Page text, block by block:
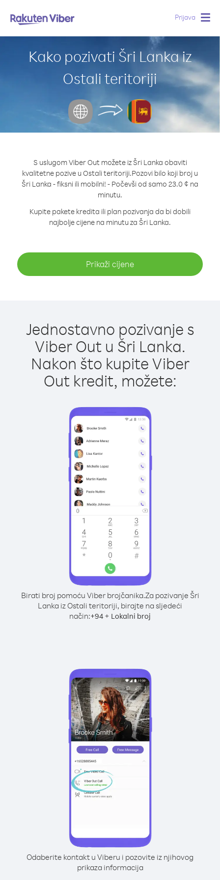
Prijava
Kako pozivati Šri Lanka iz
Ostali teritoriji
S uslugom Viber Out možete iz Šri Lanka obaviti
kvalitetne pozive u Ostali teritoriji.Pozovi bilo koji broj u
Šri Lanka - fiksni ili mobilni! - Počevši od samo 23.0 ¢ na
minutu.
Kupite pakete kredita ili plan pozivanja da bi dobili
najbolje cijene na minutu za Šri Lanka.
Prikaži cijene
Jednostavno pozivanje s
Viber Out u Šri Lanka.
Nakon što kupite Viber
Out kredit, možete:
Birati broj pomoću Viber brojčanika.Za pozivanje Šri
Lanka iz Ostali teritoriji, birajte na sljedeći
način:+94 + Lokalni broj
Odaberite kontakt u Viberu i pozovite iz njihovog
prikaza informacija